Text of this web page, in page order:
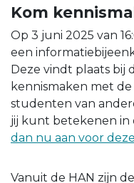
Kom
Op 3 juni 2025 van
een
Deze vindt plaats bij
kennismaken met
studenten van
jij kunt betekenen in
dan nu aan voor
Vanuit de HAN zijn